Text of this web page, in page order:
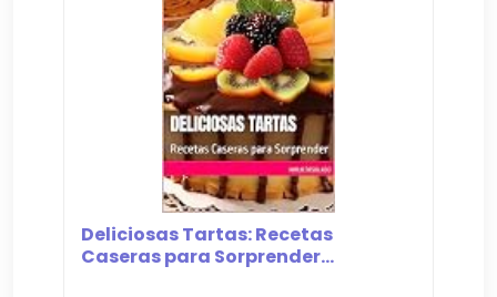
Deliciosas Tartas: Recetas
Caseras para Sorprender...